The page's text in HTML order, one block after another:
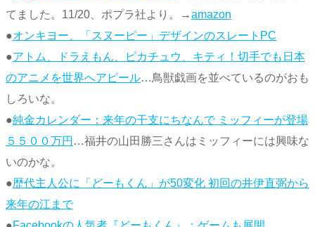
てました。11/20、ポプラ社より。→amazon
●オンキヨー、「スヌーピー」デザインのスレートPC
●アトム、ドラえもん、ピカチュウ、キティ！切手でも日本
のアニメを世界へアピール…鳥獣戯画を並べているのがおも
しろいな。
●純金カレンダー：来年の干支にちなんで ミッフィーが登場
５５００万円 …福井の山田勝三さんはミッフィーには興味な
いのかな。
●歴代主人公に「どーもくん」が50変化 初回の井伊直弼から
来年の江まで